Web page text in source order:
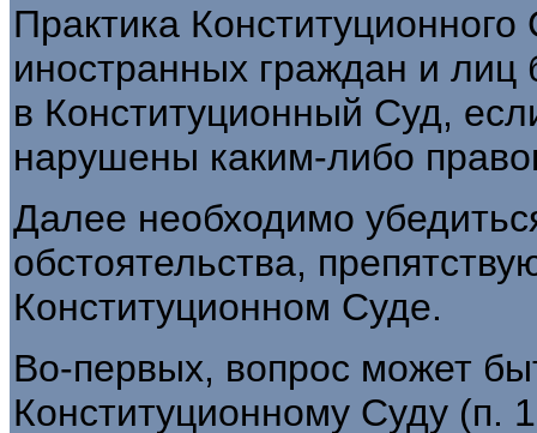
Практика
иностранных граждан и
в Конституционный Суд,
нарушены каким-либо
Далее необходимо
обстоятельства,
Конституционном Суде.
Во-первых, вопрос может
Конституционному Суду (п.